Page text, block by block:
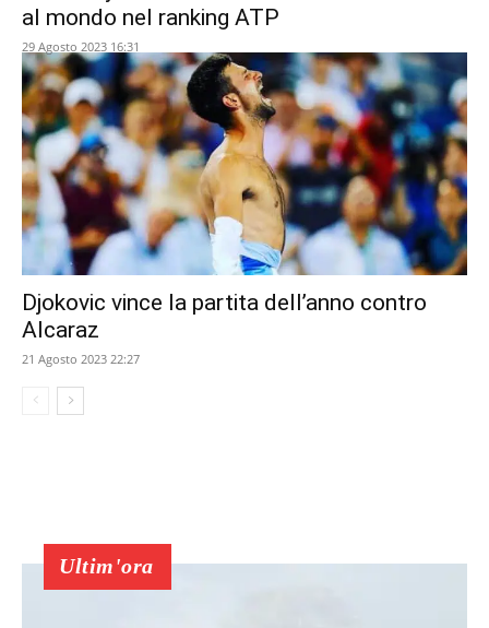
al mondo nel ranking ATP
29 Agosto 2023 16:31
Djokovic vince la partita dell’anno contro
Alcaraz
21 Agosto 2023 22:27
Ultim'ora